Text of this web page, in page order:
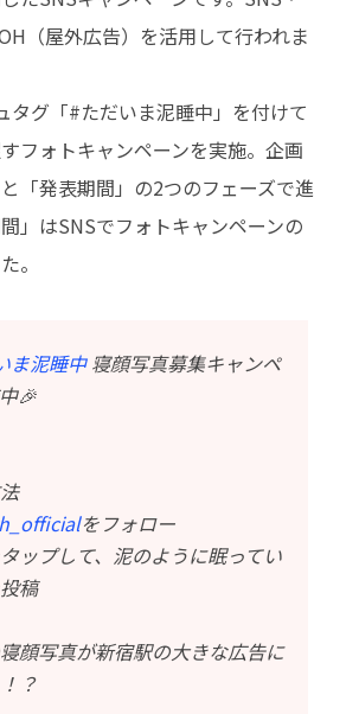
（屋外広告）を活用して行われま
タグ「#ただいま泥睡中」を付けて
フォトキャンペーンを実施。企画
「発表期間」の2つのフェーズで進
」はSNSでフォトキャンペーンの
。
ま泥睡中寝顔写真募集キャンペ
🎉
をフォロー
ップして、泥のように眠ってい
稿
顔写真が新宿駅の大きな広告に
？